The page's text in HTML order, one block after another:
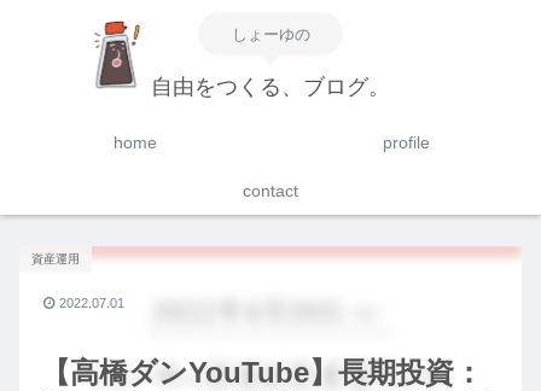
しょーゆの
自由をつくる、ブログ。
home profile
contact
【高橋ダンYouTube】長期投資：
資産運用
2022.07.01